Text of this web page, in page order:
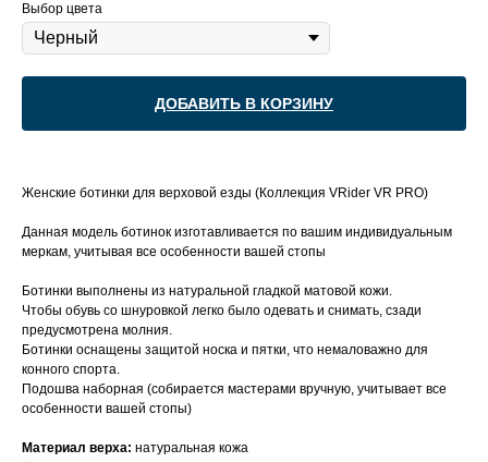
Выбор цвета
ДОБАВИТЬ В КОРЗИНУ
Женские ботинки для верховой езды (Коллекция VRider VR PRO)
Данная модель ботинок изготавливается по вашим индивидуальным
меркам, учитывая все особенности вашей стопы
Ботинки выполнены из натуральной гладкой матовой кожи.
Чтобы обувь со шнуровкой легко было одевать и снимать, сзади
предусмотрена молния.
Ботинки оснащены защитой носка и пятки, что немаловажно для
конного спорта.
Подошва наборная (собирается мастерами вручную, учитывает все
особенности вашей стопы)
Материал верха: натуральная кожа